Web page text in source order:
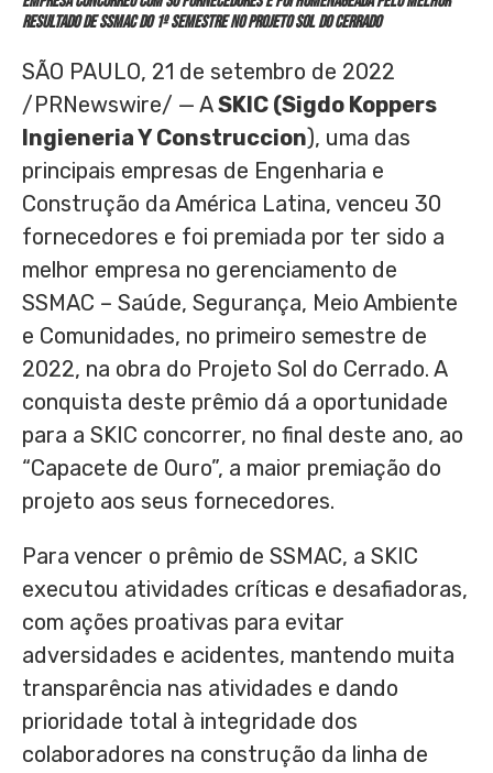
resultado de SSMAC do 1º semestre no Projeto Sol do Cerrado
SÃO PAULO, 21 de setembro de 2022
/PRNewswire/ — ASKIC (Sigdo Koppers
Ingieneria Y Construccion), uma das
principais empresas de Engenharia e
Construção da América Latina, venceu 30
fornecedores e foi premiada por ter sido a
melhor empresa no gerenciamento de
SSMAC – Saúde, Segurança, Meio Ambiente
e Comunidades, no primeiro semestre de
2022, na obra do Projeto Sol do Cerrado. A
conquista deste prêmio dá a oportunidade
para a SKIC concorrer, no final deste ano, ao
“Capacete de Ouro”, a maior premiação do
projeto aos seus fornecedores.
Para vencer o prêmio de SSMAC, a SKIC
executou atividades críticas e desafiadoras,
com ações proativas para evitar
adversidades e acidentes, mantendo muita
transparência nas atividades e dando
prioridade total à integridade dos
colaboradores na construção da linha de